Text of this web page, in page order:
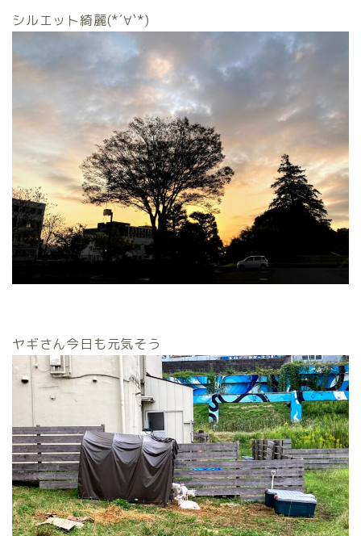
シルエット綺麗(*´∀`*)
ヤギさん今日も元気そう